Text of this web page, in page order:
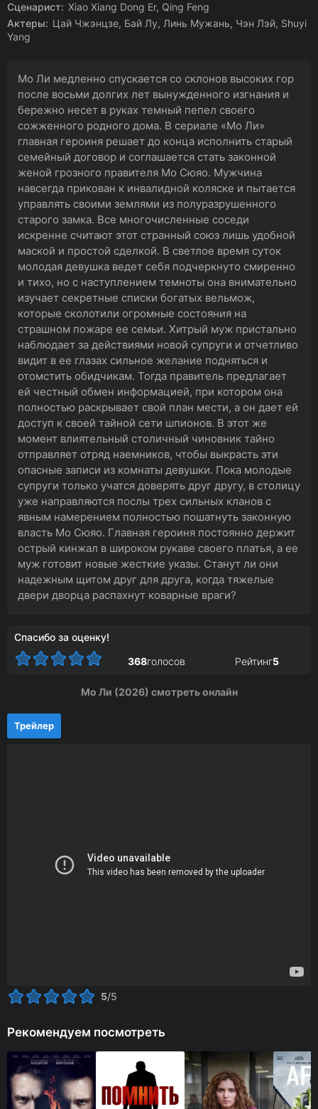
Сценарист: Xiao Xiang Dong Er, Qing Feng
Актеры: Цай Чжэнцзе, Бай Лу, Линь Мужань, Чэн Лэй, Shuyi
Yang
Мо Ли медленно спускается со склонов высоких гор
после восьми долгих лет вынужденного изгнания и
бережно несет в руках темный пепел своего
сожженного родного дома. В сериале «Мо Ли»
главная героиня решает до конца исполнить старый
семейный договор и соглашается стать законной
женой грозного правителя Мо Сюяо. Мужчина
навсегда прикован к инвалидной коляске и пытается
управлять своими землями из полуразрушенного
старого замка. Все многочисленные соседи
искренне считают этот странный союз лишь удобной
маской и простой сделкой. В светлое время суток
молодая девушка ведет себя подчеркнуто смиренно
и тихо, но с наступлением темноты она внимательно
изучает секретные списки богатых вельмож,
которые сколотили огромные состояния на
страшном пожаре ее семьи. Хитрый муж пристально
наблюдает за действиями новой супруги и отчетливо
видит в ее глазах сильное желание подняться и
отомстить обидчикам. Тогда правитель предлагает
ей честный обмен информацией, при котором она
полностью раскрывает свой план мести, а он дает ей
доступ к своей тайной сети шпионов. В этот же
момент влиятельный столичный чиновник тайно
отправляет отряд наемников, чтобы выкрасть эти
опасные записи из комнаты девушки. Пока молодые
супруги только учатся доверять друг другу, в столицу
уже направляются послы трех сильных кланов с
явным намерением полностью пошатнуть законную
власть Мо Сюяо. Главная героиня постоянно держит
острый кинжал в широком рукаве своего платья, а ее
муж готовит новые жесткие указы. Станут ли они
надежным щитом друг для друга, когда тяжелые
двери дворца распахнут коварные враги?
Спасибо за оценку!
368голосов Рейтинг5
Мо Ли (2026) смотреть онлайн
Трейлер
5/5
Рекомендуем посмотреть